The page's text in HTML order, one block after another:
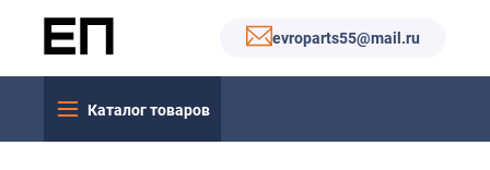
evroparts55@mail.ru
Каталог товаров